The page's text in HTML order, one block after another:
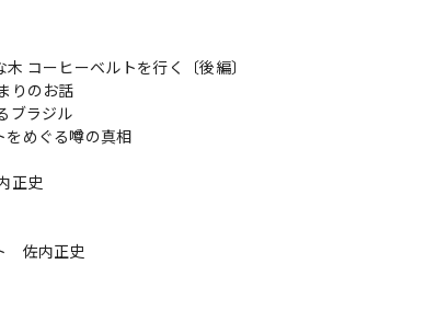
コーヒーベルトを行く〔後編〕
りのお話
ブラジル
をめぐる噂の真相
正史
佐内正史